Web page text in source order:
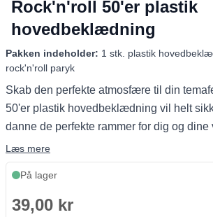
Rock'n'roll 50'er plastik
hovedbeklædning
Pakken indeholder: 1 stk. plastik
rock'n'roll paryk
Skab den perfekte atmosfære til din
50'er plastik hovedbeklædning vil helt
danne de perfekte rammer for dig og dine
Læs mere
På lager
39,00 kr